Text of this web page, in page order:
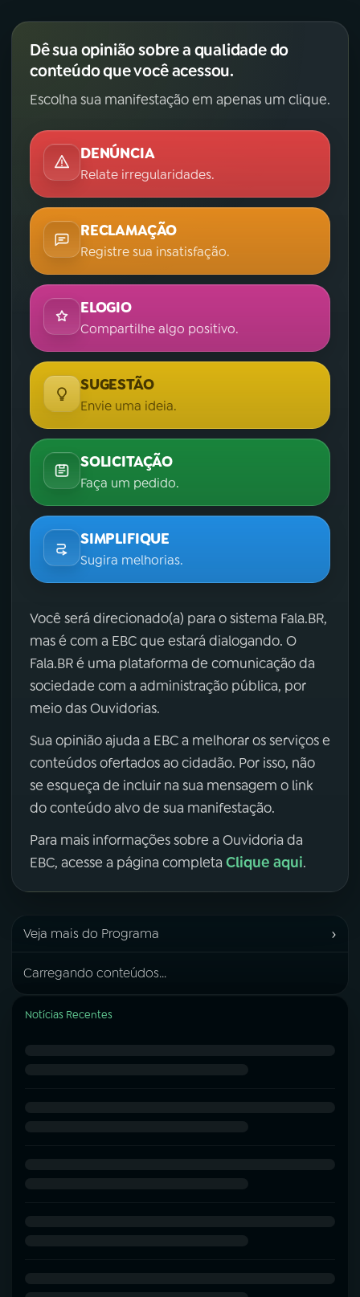
Dê sua opinião sobre a qualidade do
conteúdo que você acessou.
Escolha sua manifestação em apenas um clique.
DENÚNCIA
Relate irregularidades.
RECLAMAÇÃO
Registre sua insatisfação.
ELOGIO
Compartilhe algo positivo.
SUGESTÃO
Envie uma ideia.
SOLICITAÇÃO
Faça um pedido.
SIMPLIFIQUE
Sugira melhorias.
Você será direcionado(a) para o sistema Fala.BR,
mas é com a EBC que estará dialogando. O
Fala.BR é uma plataforma de comunicação da
sociedade com a administração pública, por
meio das Ouvidorias.
Sua opinião ajuda a EBC a melhorar os serviços e
conteúdos ofertados ao cidadão. Por isso, não
se esqueça de incluir na sua mensagem o link
do conteúdo alvo de sua manifestação.
Para mais informações sobre a Ouvidoria da
EBC, acesse a página completa Clique aqui.
Veja mais do Programa ›
Carregando conteúdos...
Notícias Recentes